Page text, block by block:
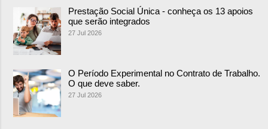
Prestação Social Única - conheça os 13 apoios
que serão integrados
27 Jul 2026
O Período Experimental no Contrato de Trabalho.
O que deve saber.
27 Jul 2026